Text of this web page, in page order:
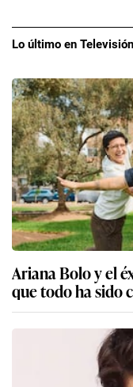
Lo último en Televisión
Ariana Bolo y el
que todo ha sido